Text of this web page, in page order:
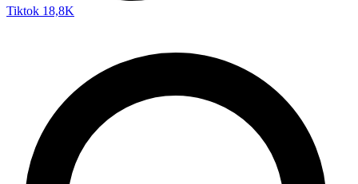
Tiktok 18,8K